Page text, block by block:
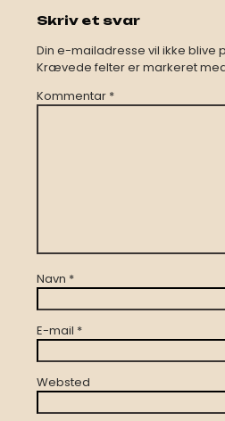
Skriv et svar
Din e-mailadresse vil ikke blive
Krævede felter er markeret
Kommentar *
Navn *
E-mail *
Websted